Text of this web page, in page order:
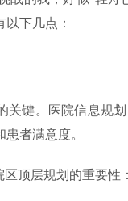
下几点：
关键。医院信息规
者满意度。
顶层规划的重要性：